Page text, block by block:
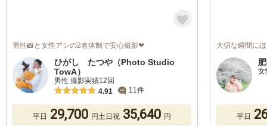
男性📸と女性アシの2名体制で安心撮影❤
ひがし たつや（Photo Studio
TowA）
男性 撮影実績12回
4.91
11件
平日 29,700 円土日祝 35,640 円
大切な瞬間に
女
平日